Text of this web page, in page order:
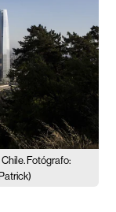
Fotógrafo: